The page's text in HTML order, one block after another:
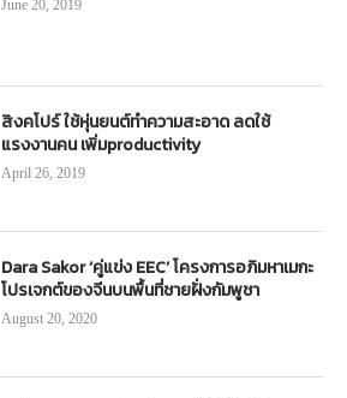
June 20, 2019
สิงคโปร์ ใช้หุ่นยนต์ทำความสะอาด ลดใช้
แรงงานคน เพิ่มproductivity
April 26, 2019
Dara Sakor ‘คู่แข่ง EEC’ โครงการอภิมหาเมกะ
โปรเจกต์ของจีนบนพื้นที่ชายฝั่งกัมพูชา
August 20, 2020